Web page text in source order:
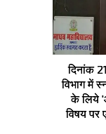
दिनांक
विभाग में
के लिये
विषय पर